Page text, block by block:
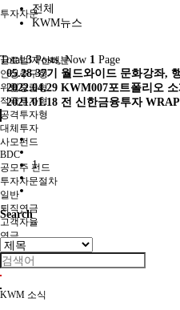
투자자문
글로벌 자산배분
안정추구형
위험중립형
적극투자형
공격투자형
대체투자
사모펀드
BDC
공모주 펀드
투자자문절차
일반
퇴직연금
고객자율
연금
FAQ
KWM 소식
전체
KWM뉴스
Total3Posts, Now 1 Page
05.2837기 월드와이드 문화강좌,
2022.04.29 KWM007포트폴리오
2021.01.18 전 신한금융투자
1
Search